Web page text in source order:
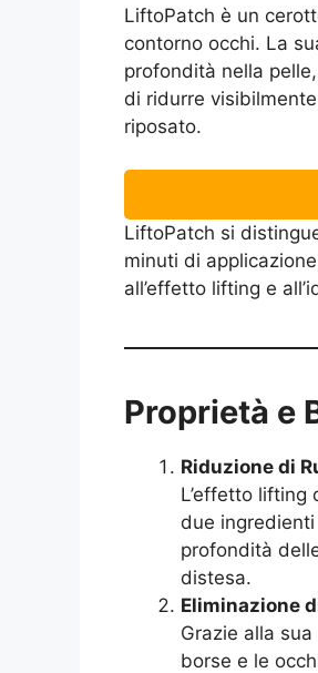
LiftoPatch è un
contorno occhi. La
profondità nella
di ridurre
riposato.
LiftoPatch si
minuti di
all’effetto lifting e
Proprietà e
Riduzione di
L’effetto lifting
due
profondità
distesa.
Eliminazione
Grazie alla
borse e le